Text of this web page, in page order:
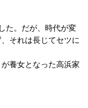
た。だが、時代が変
それは長じてセツに
養女となった高浜家